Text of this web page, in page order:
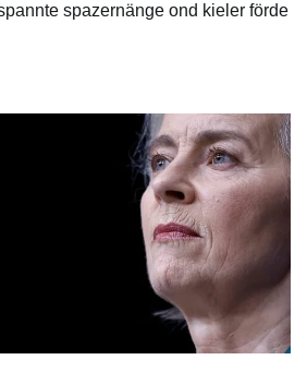
spazernänge ond kieler förde